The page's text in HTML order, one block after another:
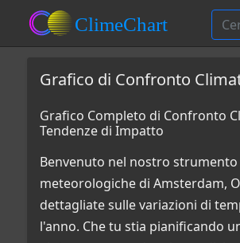
Grafico di Confronto
Grafico Completo di Confronto
Tendenze di Impatto
Benvenuto nel nostro
meteorologiche di Amsterdam,
dettagliate sulle variazioni di
l'anno. Che tu stia pianificando